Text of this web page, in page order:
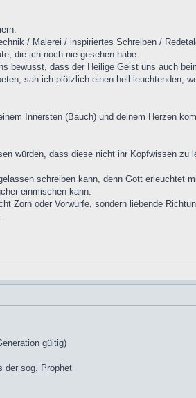
/ Malerei / inspiriertes Schreiben /
die ich noch nie gesehen habe.
bewusst, dass der Heilige Geist uns auch
sah ich plötzlich einen hell leuchtenden,
Innersten (Bauch) und deinem Herzen
würden, dass diese nicht ihr Kopfwissen zu
schreiben kann, denn Gott erleuchtet
einmischen kann.
Zorn oder Vorwürfe, sondern liebende
gültig)
der sog. Prophet